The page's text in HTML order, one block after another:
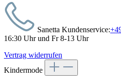
Sanetta Kundenservice:
16:30 Uhr und Fr 8-13 Uhr
Vertrag widerrufen
Kindermode